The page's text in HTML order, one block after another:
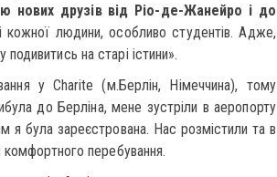
нових друзів від Ріо-де-Жанейро і до
людини, особливо студентів. Адже,
на старі істини».
у Charite (м.Берлін, Німеччина), тому
до Берліна, мене зустріли в аеропорту
я була зареєстрована. Нас розмістили та в
комфортного перебування.